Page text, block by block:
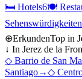
🛏 Hotels6🍽
Sehenswürdigkeiten
⊕ErkundenTop in
↓ In Jerez de la
◇ Barrio de San
Santiago→◇